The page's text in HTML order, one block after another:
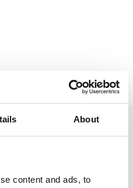
About
content and ads, to
är 119 kr (2026-08-07)